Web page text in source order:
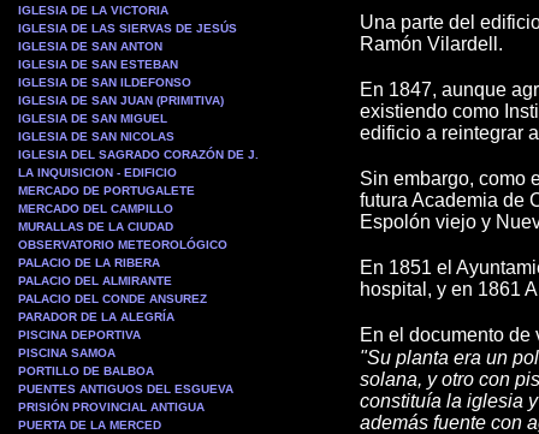
IGLESIA DE LA VICTORIA
IGLESIA DE LAS SIERVAS DE JESÚS
IGLESIA DE SAN ANTON
IGLESIA DE SAN ESTEBAN
IGLESIA DE SAN ILDEFONSO
IGLESIA DE SAN JUAN (PRIMITIVA)
IGLESIA DE SAN MIGUEL
IGLESIA DE SAN NICOLAS
IGLESIA DEL SAGRADO CORAZÓN DE J.
LA INQUISICION - EDIFICIO
MERCADO DE PORTUGALETE
MERCADO DEL CAMPILLO
MURALLAS DE LA CIUDAD
OBSERVATORIO METEOROLÓGICO
PALACIO DE LA RIBERA
PALACIO DEL ALMIRANTE
PALACIO DEL CONDE ANSUREZ
PARADOR DE LA ALEGRÍA
PISCINA DEPORTIVA
PISCINA SAMOA
PORTILLO DE BALBOA
PUENTES ANTIGUOS DEL ESGUEVA
PRISIÓN PROVINCIAL ANTIGUA
PUERTA DE LA MERCED
Una parte del
Ramón Vilardell.
En 1847, aunque
existiendo como
edificio a reintegrar
Sin embargo, como
futura Academia de
Espolón viejo y
En 1851 el
hospital, y en 1861
En el documento
"Su planta era un
solana, y otro con
constituía la iglesia
además fuente con